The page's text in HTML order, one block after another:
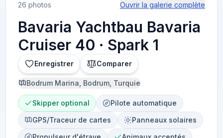
26 photos Ouvrir la galerie complète
Bavaria Yachtbau Bavaria
Cruiser 40 · Spark 1
Enregistrer Comparer
Bodrum Marina, Bodrum, Turquie
Skipper optional
Pilote automatique
GPS/Traceur de cartes
Panneaux solaires